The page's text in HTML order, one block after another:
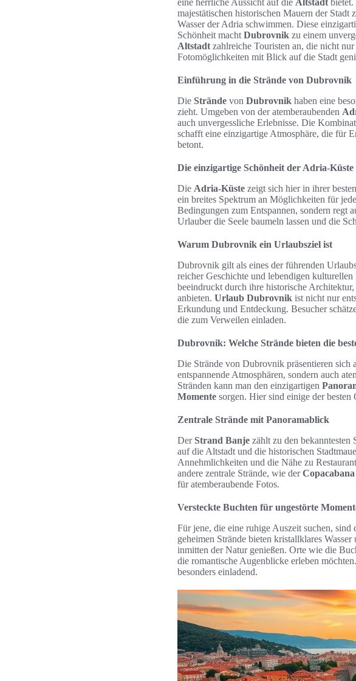
majestätischen historischen Mauern der
Wasser der Adria schwimmen. Diese
Schönheit macht Dubrovnik zu einem
Altstadt zahlreiche Touristen an, die nicht
Fotomöglichkeiten mit Blick auf die Stadt
Einführung in die Strände von Dubrovnik
Die Strände von Dubrovnik haben eine
zieht. Umgeben von der atemberaubenden
auch unvergessliche Erlebnisse. Die
schafft eine einzigartige Atmosphäre, die für
betont.
Die einzigartige Schönheit der Adria-Küste
Die Adria-Küste zeigt sich hier in ihrer
ein breites Spektrum an Möglichkeiten für
Bedingungen zum Entspannen, sondern regt
Urlauber die Seele baumeln lassen und die
Warum Dubrovnik ein Urlaubsziel ist
Dubrovnik gilt als eines der führenden
reicher Geschichte und lebendigen
beeindruckt durch ihre historische
anbieten. Urlaub Dubrovnik ist nicht nur
Erkundung und Entdeckung. Besucher
die zum Verweilen einladen.
Dubrovnik: Welche Strände bieten die
Die Strände von Dubrovnik präsentieren sich
entspannende Atmosphären, sondern auch
Stränden kann man den einzigartigen
Momente sorgen. Hier sind einige der besten
Zentrale Strände mit Panoramablick
DerStrand Banje zählt zu den
auf die Altstadt und die historischen
Annehmlichkeiten und die Nähe zu
andere zentrale Strände, wie der
für atemberaubende Fotos.
Versteckte Buchten für ungestörte
Für jene, die eine ruhige Auszeit suchen,
geheimen Strände bieten kristallklares
inmitten der Natur genießen. Orte wie die
die romantische Augenblicke erleben
besonders einladend.